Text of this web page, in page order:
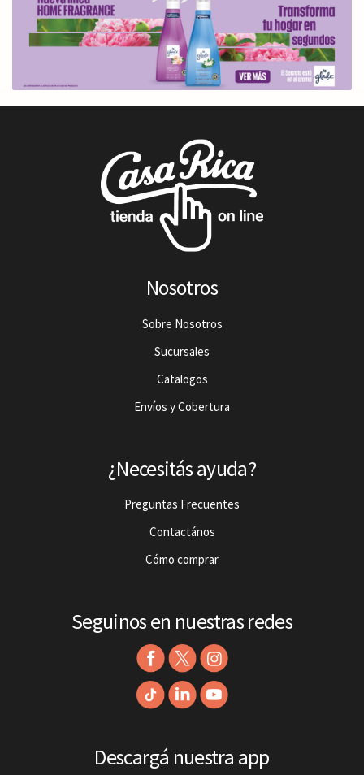
Nosotros
Sobre Nosotros
Sucursales
Catalogos
Envíos y Cobertura
¿Necesitás ayuda?
Preguntas Frecuentes
Contactános
Cómo comprar
Seguinos en nuestras redes
Descargá nuestra app